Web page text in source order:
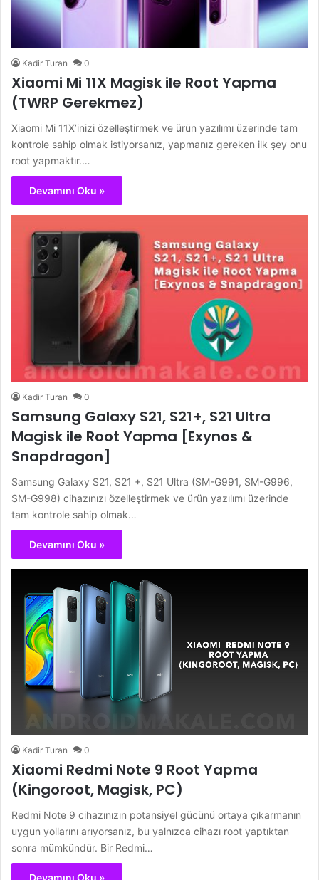
Kadir Turan 0
Xiaomi Mi 11X Magisk ile Root Yapma
(TWRP Gerekmez)
Xiaomi Mi 11X’inizi özelleştirmek ve ürün yazılımı üzerinde tam
kontrole sahip olmak istiyorsanız, yapmanız gereken ilk şey onu
root yapmaktır.…
Devamını Oku »
Kadir Turan 0
Samsung Galaxy S21, S21+, S21 Ultra
Magisk ile Root Yapma [Exynos &
Snapdragon]
Samsung Galaxy S21, S21 +, S21 Ultra (SM-G991, SM-G996,
SM-G998) cihazınızı özelleştirmek ve ürün yazılımı üzerinde
tam kontrole sahip olmak…
Devamını Oku »
Kadir Turan 0
Xiaomi Redmi Note 9 Root Yapma
(Kingoroot, Magisk, PC)
Redmi Note 9 cihazınızın potansiyel gücünü ortaya çıkarmanın
uygun yollarını arıyorsanız, bu yalnızca cihazı root yaptıktan
sonra mümkündür. Bir Redmi…
Devamını Oku »